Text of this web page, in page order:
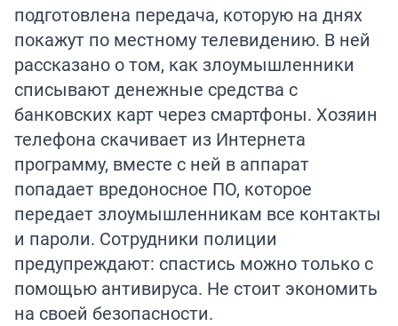
подготовлена передача, которую на днях
покажут по местному телевидению. В ней
рассказано о том, как злоумышленники
списывают денежные средства с
банковских карт через смартфоны. Хозяин
телефона скачивает из Интернета
программу, вместе с ней в аппарат
попадает вредоносное ПО, которое
передает злоумышленникам все контакты
и пароли. Сотрудники полиции
предупреждают: спастись можно только с
помощью антивируса. Не стоит экономить
на своей безопасности.